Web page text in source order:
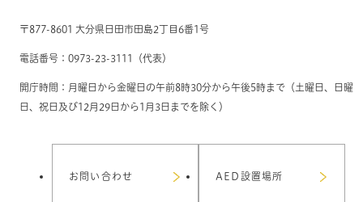
〒877-8601 大分県日田市田島2丁目6番1号
電話番号：0973-23-3111（代表）
開庁時間：月曜日から金曜日の午前8時30分から午後5時まで（土曜日、日曜
日、祝日及び12月29日から1月3日までを除く）
お問い合わせ AED設置場所